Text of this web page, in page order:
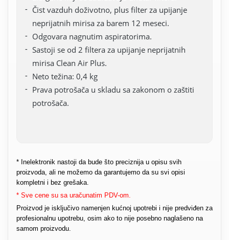
Čist vazduh doživotno, plus filter za upijanje
neprijatnih mirisa za barem 12 meseci.
Odgovara nagnutim aspiratorima.
Sastoji se od 2 filtera za upijanje neprijatnih
mirisa Clean Air Plus.
Neto težina: 0,4 kg
Prava potrošača u skladu sa zakonom o zaštiti
potrošača.
* Inelektronik nastoji da bude što preciznija u opisu svih
proizvoda, ali ne možemo da garantujemo da su svi opisi
kompletni i bez grešaka.
* Sve cene su sa uračunatim PDV-om.
Proizvod je isključivo namenjen kućnoj upotrebi i nije predviđen za
profesionalnu upotrebu, osim ako to nije posebno naglašeno na
samom proizvodu.